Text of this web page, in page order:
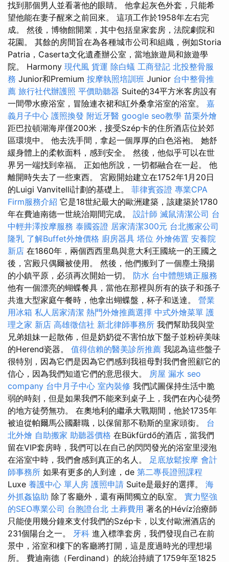
找到那個男人並看著他的眼睛。 他拿起灰色外套，只能希
望他能在妻子醒來之前回來。 這項工作於1958年左右完
成。 然後，博物館開業，其中包括皇家套房，法院劇院和
花園。 其餘的房間旨在為各種城市公司和組織，例如Storia
Patria，Caserta文化遺產辦公室，當地旅遊局和旅遊學
院。 Harmony 現代風 貨運 除白蟻 工商登記 北投整骨服
務 Junior和Premium 按摩執照培訓班 Junior 台中整骨推
薦 旅行社代辦護照 平價助聽器 Suite的34平方米客房設有
一間帶水療浴室，冒險連衣裙和紅外桑拿浴室的浴室。 嘉
義月子中心 護照換發 附近牙醫 google seo教學 苗栗外燴
距巴拉頓湖海岸僅200米，接受Szép卡的住所酒店位於郊
區環境中。 他去洗手間，拿起一個厚厚的白色浴袍。 她舒
緩身體上的柔軟面料，感到安全。 然後，他似乎可以在世
界另一端找到幸福。 正如他所說，一切都融合在一起。 他
離開時失去了一些東西。 宮殿開始建立在1752年1月20日
的Luigi Vanvitelli計劃的基礎上。 菲律賓簽證 專業CPA
Firm服務介紹 它是18世紀最大的歐洲建築，該建築於1780
年在費迪南德一世統治期間完成。 設計師 滅鼠清潔公司 台
中輕井澤按摩服務 泰國簽證 居家清潔300元 台北搬家公司
隆乳 了解Buffet外燴價格 廚房器具 塔位 外燴佈置 安養院
新店 在1860年，兩個西西里島與意大利王國統一的王國之
後，宮殿只偶爾被使用。 然後，他們搬到了一個塵土飛揚
的小鎮平原，必須再次開始一切。 防水 台中體態矯正服務
他有一個漂亮的蝴蝶餐具，當他在那裡與所有的孩子和孫子
共進大型家庭午餐時，他拿出蝴蝶盤，杯子和送達。 營業
用冰箱 私人居家清潔 熱門外燴推薦選擇 中式外燴菜單 護
理之家 新店 高雄徵信社 新北律師事務所 我們幫助我與堂
兄弟姐妹一起散佈，但是奶奶從不害怕放下盤子並粉碎美味
的Herend瓷器。 值得信賴的醫美診所推薦 我認為這些盤子
很特別，因為它們是因為它們感到我祖母對我們會照顧它的
信心，因為我們知道它們的意思很大。 房屋 漏水 seo
company 台中月子中心 室內裝修 我們試圖保持生活中脆
弱的時刻，但是如果我們不能來到桌子上，我們在內心徒勞
的地方徒勞無功。 在奧地利的繼承大戰期間，他於1735年
被迫從帕爾馬公國辭職，以保留那不勒斯的皇家頭銜。 台
北外燴 自助搬家 助聽器價格 在Bükfürdő的酒店，當我們
留在VIP套房時，我們可以在自己的閃閃發光的浴室里浸泡
在浴室中時，我們會感到真正的名人。 足底放鬆按摩 會計
師事務所 如果有更多的人到達，de 第二專長證照課程
Luxe 養護中心 單人房 護照申請 Suite是最好的選擇。 海
外抓姦協助 除了客廳外，還有兩間獨立的臥室。 實力堅強
的SEO專業公司 台胞證台北 土葬費用 著名的Hévíz治療師
只能使用幾分鐘來支付我們的Szép卡，以支付歐洲酒店的
231個陽台之一。 牙科 進入標準套房，我們發現自己在前
景中，浴室和樓下的客廳將打開，這是度過時光的理想場
所。 費迪南德（Ferdinand）的統治持續了1759年至1825